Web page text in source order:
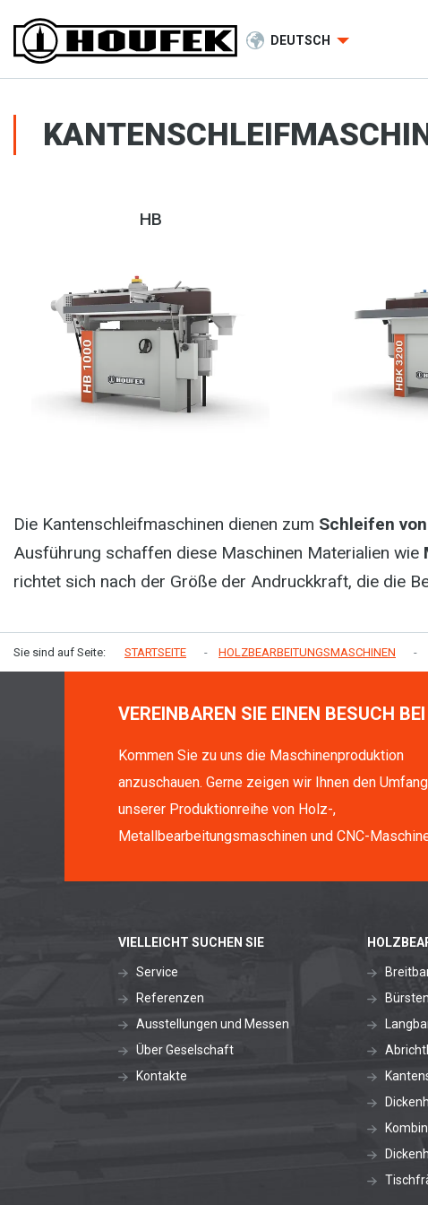
DEUTSCH
HB
Die Kantenschleifmaschinen dienen zum Schleifen
Ausführung schaffen diese Maschinen Materialien wie
richtet sich nach der Größe der Andruckkraft, die die
Sie sind auf Seite: STARTSEITE HOLZBEARBEITUNGSMASCHINEN
VEREINBAREN SIE EINEN BESUCH
Kommen Sie zu uns die Maschinenproduktion
anzuschauen. Gerne zeigen wir Ihnen den Umfang
unserer Produktionreihe von Holz-,
Metallbearbeitungsmaschinen und CNC-
VIELLEICHT SUCHEN SIE
Service
Referenzen
Ausstellungen und Messen
Über Geselschaft
Kontakte